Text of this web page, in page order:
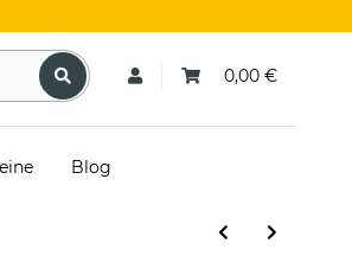
0,00 €
Blog